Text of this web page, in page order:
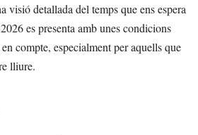
visió detallada del temps que ens espera
es presenta amb unes condicions
compte, especialment per aquells que
lliure.